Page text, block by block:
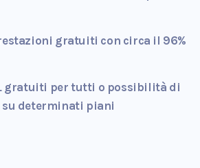
gratuiti con circa il 96%
gratuiti per tutti o possibilità di
determinati piani